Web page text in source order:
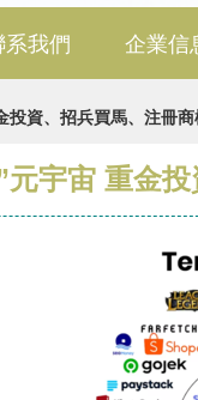
系我們 企業信
投資、招兵買馬、注冊
元宇宙 重金